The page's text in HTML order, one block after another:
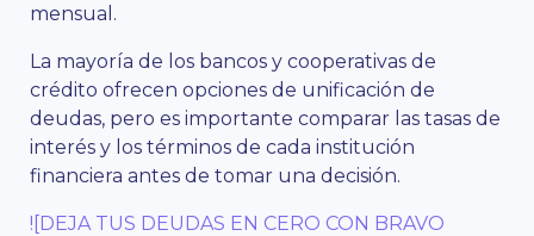
mensual.
La mayoría de los bancos y cooperativas de
crédito ofrecen opciones de unificación de
deudas, pero es importante comparar las tasas de
interés y los términos de cada institución
financiera antes de tomar una decisión.
![DEJA TUS DEUDAS EN CERO CON BRAVO